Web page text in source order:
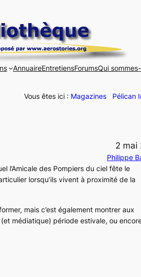
AnnuaireEntretiensForumsQui
Vous êtes ici : Magazines Pélican
2 mai
Philippe
l’Amicale des Pompiers du ciel fête le
lorsqu’ils vivent à proximité de la
mais c’est également montrer aux
médiatique) période estivale, ou